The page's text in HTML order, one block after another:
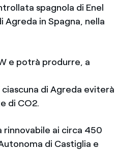
spagnola di Enel
in Spagna, nella
e potrà produrre, a
di Agreda eviterà
di CO2.
rinnovabile ai circa 450
di Castiglia e